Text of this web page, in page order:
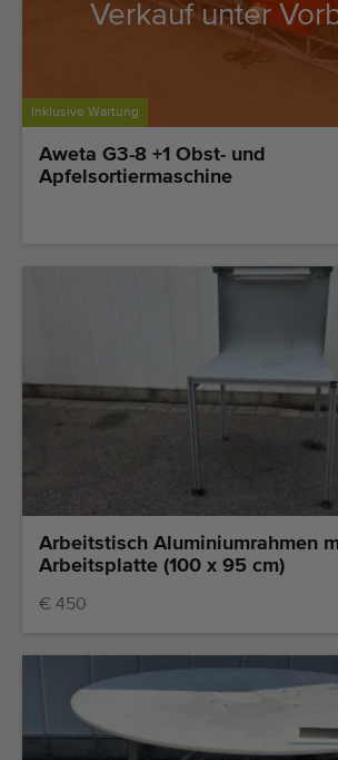
Inklusive Wartung
Verkauf unter
Aweta G3-8 +1 Obst- und
Apfelsortiermaschine
Arbeitstisch Aluminiumrahmen
Arbeitsplatte (100 x 95 cm)
€ 450